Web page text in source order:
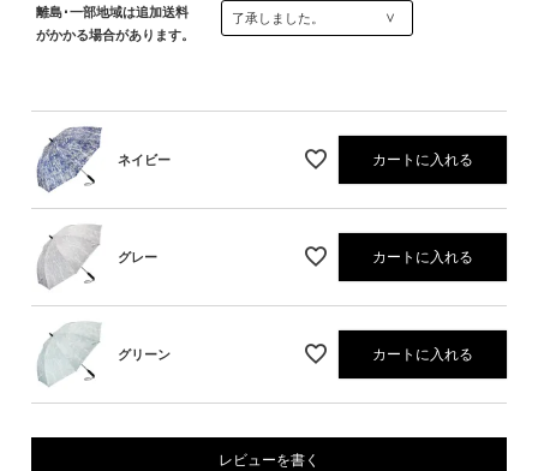
離島･一部地域は追加送料
がかかる場合があります。
ネイビー カートに入れる
グレー カートに入れる
グリーン カートに入れる
レビューを書く